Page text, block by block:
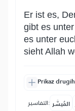
Er ist es,
gibt es
es unter
sieht Allah
Prikaz
التفاسير: المُيسَّر